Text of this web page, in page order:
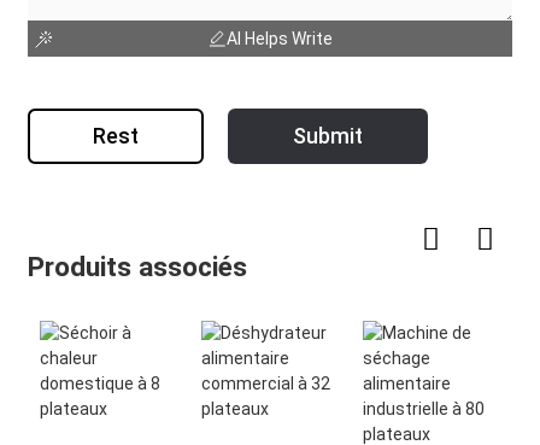
AI Helps Write
Rest Submit
Produits associés